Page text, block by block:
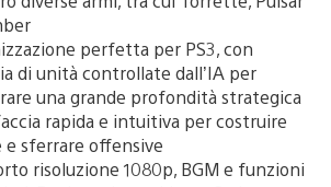
perfetta per PS3, con
di unità controllate dall’IA per
una grande profondità strategica
rapida e intuitiva per costruire
e sferrare offensive
risoluzione 1080p, BGM e funzioni